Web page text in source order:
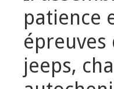
patience
jeeps,